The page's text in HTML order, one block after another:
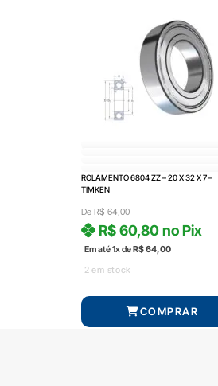
ROLAMENTO 6804 ZZ – 20 X 32 X 7 –
TIMKEN
DeR$64,00
Em até 1x deR$64,00
R$60,80 no Pix
2 em stock
COMPRAR